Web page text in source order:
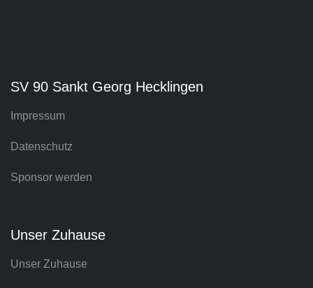
SV 90 Sankt Georg Hecklingen
Impressum
Datenschutz
Sponsor werden
Unser Zuhause
Unser Zuhause